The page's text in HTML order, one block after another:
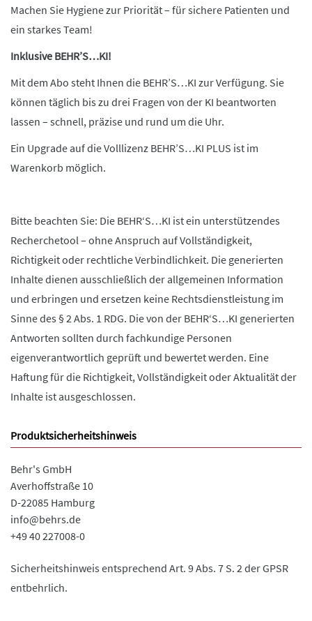
Machen Sie Hygiene zur Priorität – für sichere Patienten und
ein starkes Team!
Inklusive BEHR’S…KI!
Mit dem Abo steht Ihnen die BEHR’S…KI zur Verfügung. Sie
können täglich bis zu drei Fragen von der KI beantworten
lassen – schnell, präzise und rund um die Uhr.
Ein Upgrade auf die Volllizenz BEHR’S…KI PLUS ist im
Warenkorb möglich.
Bitte beachten Sie: Die BEHR‘S…KI ist ein unterstützendes
Recherchetool – ohne Anspruch auf Vollständigkeit,
Richtigkeit oder rechtliche Verbindlichkeit. Die generierten
Inhalte dienen ausschließlich der allgemeinen Information
und erbringen und ersetzen keine Rechtsdienstleistung im
Sinne des § 2 Abs. 1 RDG. Die von der BEHR‘S…KI generierten
Antworten sollten durch fachkundige Personen
eigenverantwortlich geprüft und bewertet werden. Eine
Haftung für die Richtigkeit, Vollständigkeit oder Aktualität der
Inhalte ist ausgeschlossen.
Produktsicherheitshinweis
Behr's GmbH
Averhoffstraße 10
D-22085 Hamburg
info@behrs.de
+49 40 227008-0
Sicherheitshinweis entsprechend Art. 9 Abs. 7 S. 2 der GPSR
entbehrlich.